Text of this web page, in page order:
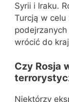
Syrii i Iraku.
Turcją w
wrócić do
Czy Rosja
Niektórzy